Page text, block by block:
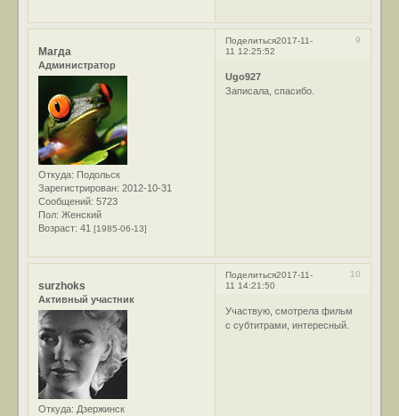
Поделиться 9
2017-11-
11 12:25:52
Магда
Администратор
Откуда: Подольск
Зарегистрирован: 2012-10-31
Сообщений: 5723
Пол: Женский
Возраст: 41[1985-06-13]
Ugo927
Записала, спасибо.
Поделиться 10
2017-11-
11 14:21:50
surzhoks
Активный участник
Откуда: Дзержинск
Участвую, смотрела фильм
с субтитрами, интересный.